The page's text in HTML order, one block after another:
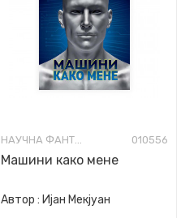
НАУЧНА ФАНТАСТИКА И ФАНТАЗИЈА 010556
Машини како мене
Автор : Ијан Мекјуан